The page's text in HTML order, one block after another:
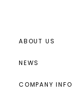
ABOUT US
NEWS
COMPANY INFO